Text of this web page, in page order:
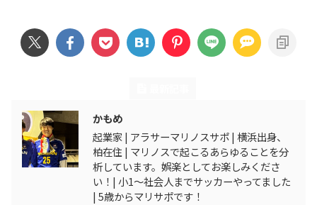
かもめ
起業家 | アラサーマリノスサポ | 横浜出身、
柏在住 | マリノスで起こるあらゆることを分
析しています。娯楽としてお楽しみくださ
い！| 小1〜社会人までサッカーやってました
| 5歳からマリサポです！